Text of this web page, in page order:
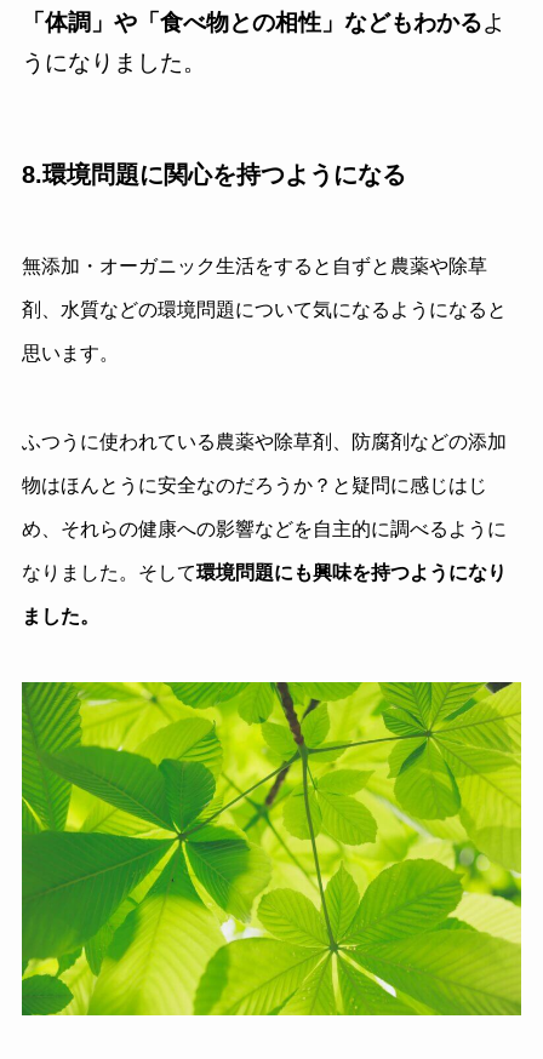
「体調」や「食べ物との相性」などもわかるよ
うになりました。
8.環境問題に関心を持つようになる
無添加・オーガニック生活をすると自ずと農薬や除草
剤、水質などの環境問題について気になるようになると
思います。
ふつうに使われている農薬や除草剤、防腐剤などの添加
物はほんとうに安全なのだろうか？と疑問に感じはじ
め、それらの健康への影響などを自主的に調べるように
なりました。そして環境問題にも興味を持つようになり
ました。